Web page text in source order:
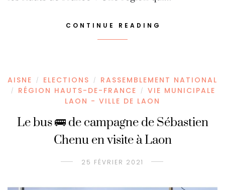
CONTINUE READING
AISNE / ELECTIONS / RASSEMBLEMENT NATIONAL
/ RÉGION HAUTS-DE-FRANCE /
VIE MUNICIPALE
LAON - VILLE DE LAON
Le bus 🚌 de campagne de Sébastien
Chenu en visite à Laon
25 FÉVRIER 2021